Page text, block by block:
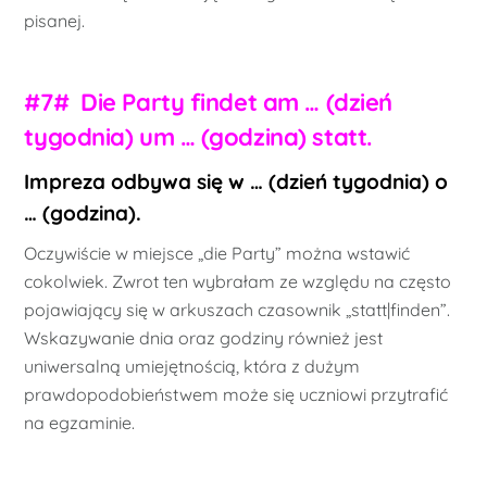
pisanej.
#7# Die Party findet am … (dzień
tygodnia) um … (godzina) statt.
Impreza odbywa się w … (dzień tygodnia) o
… (godzina).
Oczywiście w miejsce „die Party” można wstawić
cokolwiek. Zwrot ten wybrałam ze względu na często
pojawiający się w arkuszach czasownik „statt|finden”.
Wskazywanie dnia oraz godziny również jest
uniwersalną umiejętnością, która z dużym
prawdopodobieństwem może się uczniowi przytrafić
na egzaminie.